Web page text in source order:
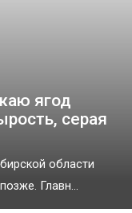
ягод
серая
области
Главн...